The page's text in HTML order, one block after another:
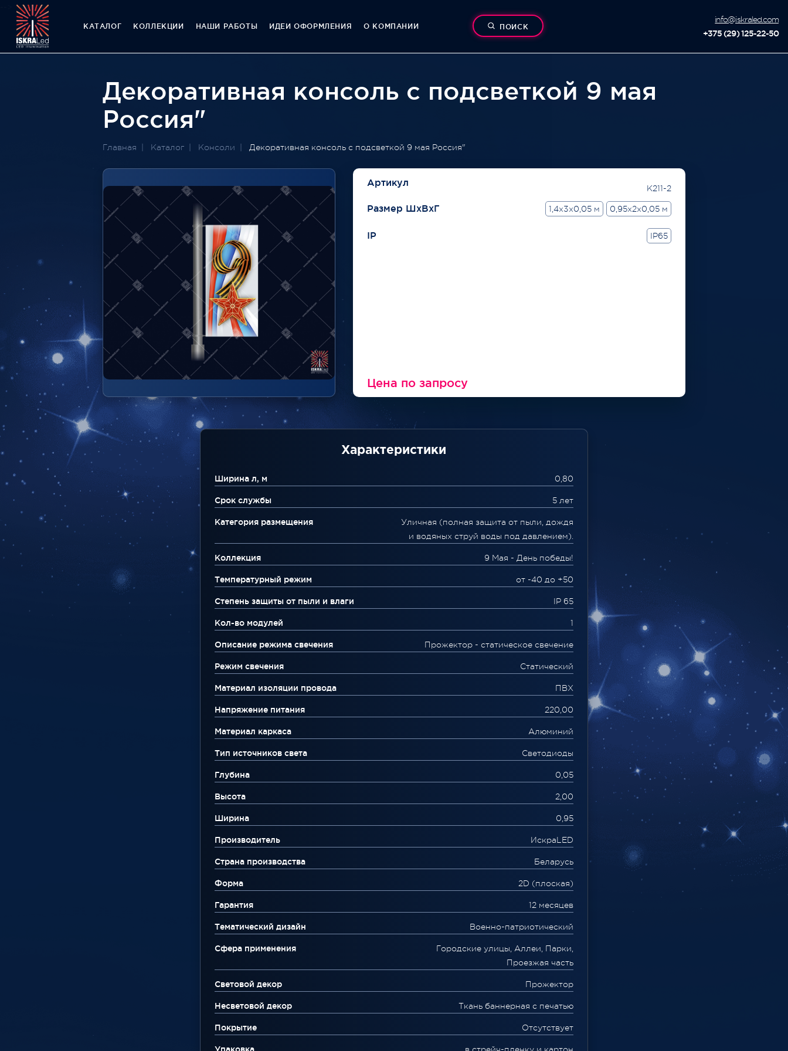
КАТАЛОГ КОЛЛЕКЦИИ НАШИ РАБОТЫ ИДЕИ ОФОРМЛЕНИЯ О КОМПАНИИ ПОИСК
info@iskraled.com
+375 (29) 125-22-50
Декоративная консоль с подсветкой 9 мая
Россия"
Главная Каталог Консоли Декоративная консоль с подсветкой 9 мая Россия"
Артикул
K211-2
Размер ШхВхГ 1,4x3x0,05 м 0,95x2x0,05 м
IP IP65
Цена по запросу
Характеристики
Ширина л, м 0,80
Срок службы 5 лет
Категория размещения
Уличная (полная защита от пыли, дождя
и водяных струй воды под давлением).
Коллекция 9 Мая - День победы!
Температурный режим от -40 до +50
Степень защиты от пыли и влаги IP 65
Кол-во модулей 1
Описание режима свечения Прожектор - статическое свечение
Режим свечения Статический
Материал изоляции провода ПВХ
Напряжение питания 220,00
Материал каркаса Алюминий
Тип источников света Светодиоды
Глубина 0,05
Высота 2,00
Ширина 0,95
Производитель ИскраLED
Страна производства Беларусь
Форма 2D (плоская)
Гарантия 12 месяцев
Тематический дизайн Военно-патриотический
Сфера применения
Городские улицы, Аллеи, Парки,
Проезжая часть
Световой декор Прожектор
Несветовой декор Ткань баннерная с печатью
Покрытие Отсутствует